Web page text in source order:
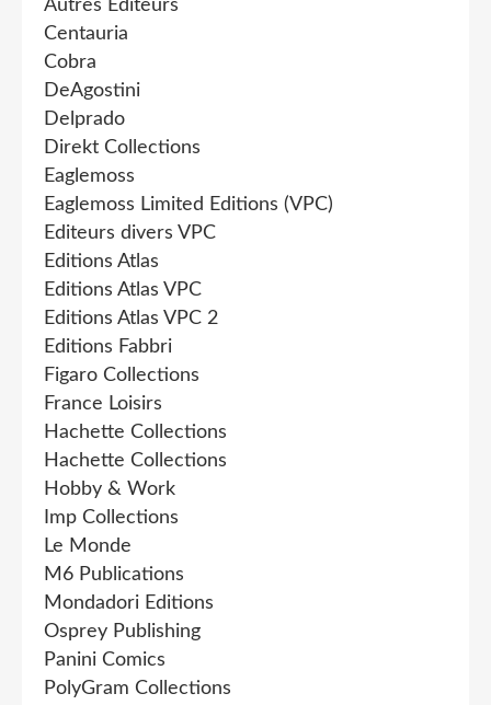
Autres Editeurs
Centauria
Cobra
DeAgostini
Delprado
Direkt Collections
Eaglemoss
Eaglemoss Limited Editions (VPC)
Editeurs divers VPC
Editions Atlas
Editions Atlas VPC
Editions Atlas VPC 2
Editions Fabbri
Figaro Collections
France Loisirs
Hachette Collections
Hachette Collections
Hobby & Work
Imp Collections
Le Monde
M6 Publications
Mondadori Editions
Osprey Publishing
Panini Comics
PolyGram Collections